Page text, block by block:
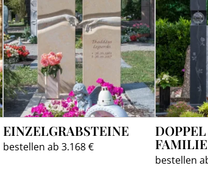
EINZELGRABSTEINE
bestellen ab 3.168 €
bestellen